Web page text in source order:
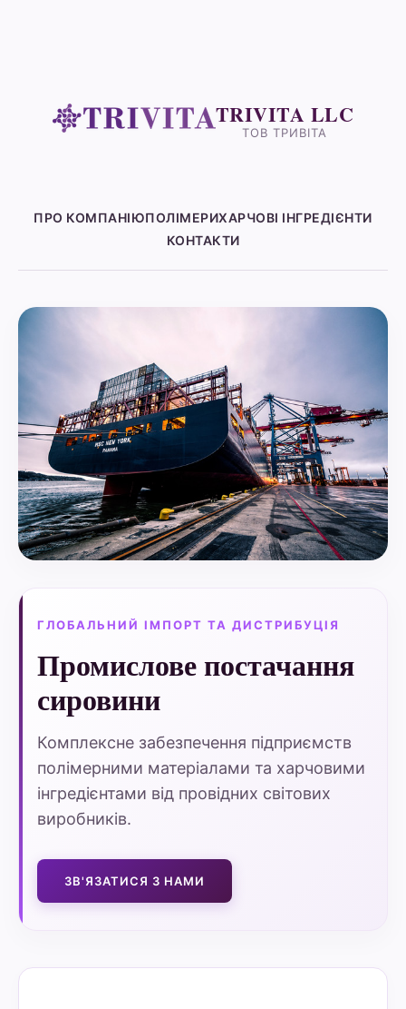
TRIVITA LLC
ТОВ ТРИВІТА
ПРО КОМПАНІЮПОЛІМЕРИХАРЧОВІ ІНГРЕДІЄНТИ
КОНТАКТИ
ГЛОБАЛЬНИЙ ІМПОРТ ТА ДИСТРИБУЦІЯ
Промислове постачання
сировини
Комплексне забезпечення підприємств
полімерними матеріалами та харчовими
інгредієнтами від провідних світових
виробників.
ЗВ'ЯЗАТИСЯ З НАМИ